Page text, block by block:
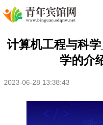
计算机工程与科
学的介
2023-06-28 13:38:43